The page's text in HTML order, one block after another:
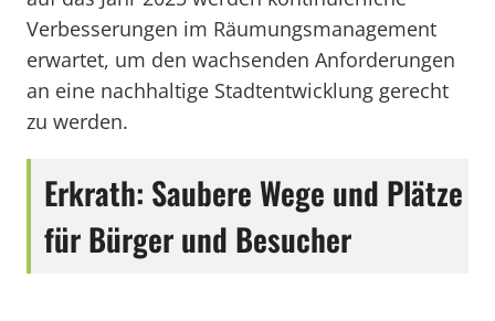
Verbesserungen im Räumungsmanagement
erwartet, um den wachsenden Anforderungen
an eine nachhaltige Stadtentwicklung gerecht
zu werden.
Erkrath: Saubere Wege und Plätze
für Bürger und Besucher